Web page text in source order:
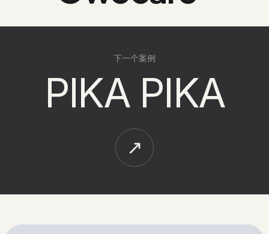
下一个案例
PIKA PIKA